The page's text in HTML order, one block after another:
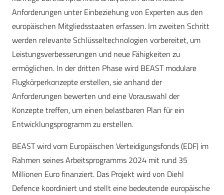
Anforderungen unter Einbeziehung von Experten aus den
europäischen Mitgliedsstaaten erfassen. Im zweiten Schritt
werden relevante Schlüsseltechnologien vorbereitet, um
Leistungsverbesserungen und neue Fähigkeiten zu
ermöglichen. In der dritten Phase wird BEAST modulare
Flugkörperkonzepte erstellen, sie anhand der
Anforderungen bewerten und eine Vorauswahl der
Konzepte treffen, um einen belastbaren Plan für ein
Entwicklungsprogramm zu erstellen.
BEAST wird vom Europäischen Verteidigungsfonds (EDF) im
Rahmen seines Arbeitsprogramms 2024 mit rund 35
Millionen Euro finanziert. Das Projekt wird von Diehl
Defence koordiniert und stellt eine bedeutende europäische